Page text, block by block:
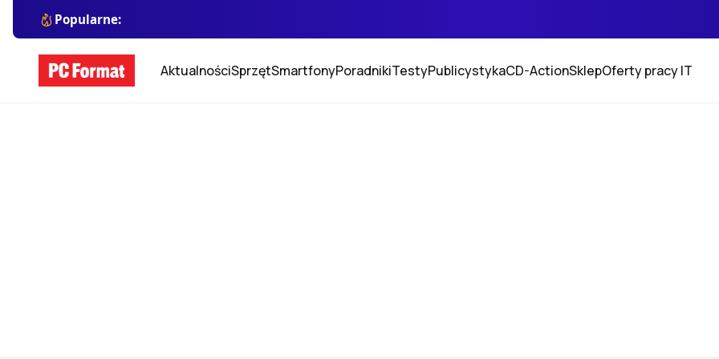
Popularne:
AktualnościSprzętSmartfonyPoradnikiTestyPublicystykaCD-ActionSklepOferty pracy IT